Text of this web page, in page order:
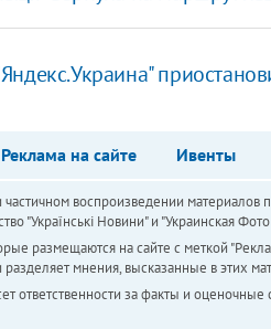
Реклама на сайте Ивенты
воспроизведении материалов
"Українськi Новини" и "Украинская
размещаются на сайте с меткой
разделяет мнения, высказанные в этих
ответственности за факты и